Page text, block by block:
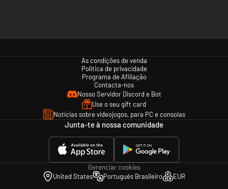
As condições de venda
Política de privacidade
Programa de Afiliação
Contacta-nos
Nosso Servidor Discord e Bot
Use o seu gift card
Notícias sobre videojogos, para PC e consolas
Junta-te à nossa comunidade
Gerenciar cookies
United States
Português Brasileiro EUR